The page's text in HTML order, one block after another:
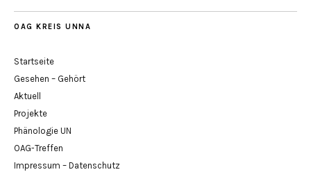
OAG KREIS UNNA
Startseite
Gesehen – Gehört
Aktuell
Projekte
Phänologie UN
OAG-Treffen
Impressum – Datenschutz